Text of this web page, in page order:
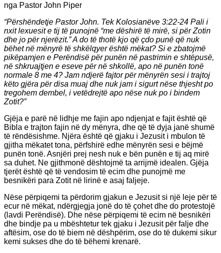
nga Pastor John Piper
“Përshëndetje Pastor John. Tek Kolosianëve 3:22-24 Pali i
nxit lexuesit e tij të punojnë “me dëshirë të mirë, si për Zotin
dhe jo për njerëzit.” A do të thotë kjo që çdo punë që nuk
bëhet në mënyrë të shkëlqyer është mëkat? Si e zbatojmë
pikëpamjen e Perëndisë për punën në pastrimin e shtëpusë,
në shkruajtjen e eseve për në shkollë, apo në punën tonë
normale 8 me 4? Jam ndjerë fajtor për mënyrën sesi i trajtoj
këto gjëra për disa muaj dhe nuk jam i sigurt nëse thjesht po
tregohem dembel, i vetëdrejtë apo nëse nuk po i bindem
Zotit?”
Gjëja e parë në lidhje me fajin apo ndjenjat e fajit është që
Bibla e trajton fajin në dy mënyra, dhe që të dyja janë shumë
të rëndësishme. Njëra është që gjaku i Jezusit i mbulon të
gjitha mëkatet tona, përfshirë edhe mënyrën sesi e bëjmë
punën tonë. Asnjëri prej nesh nuk e bën punën e tij aq mirë
sa duhet. Ne gjithmonë dështojmë ta arrijmë idealen. Gjëja
tjerët është që të vendosim të ecim dhe punojmë me
besnikëri para Zotit në lirinë e asaj faljeje.
Nëse përpiqemi ta përdorim gjakun e Jezusit si një leje për të
ecur në mëkat, ndërgjegja jonë do të çohet dhe do protestojë
(lavdi Perëndisë). Dhe nëse përpiqemi të ecim në besnikëri
dhe bindje pa u mbështetur tek gjaku i Jezusit për falje dhe
aftësim, ose do të biem në dëshpërim, ose do të dukemi sikur
kemi sukses dhe do të bëhemi krenarë.